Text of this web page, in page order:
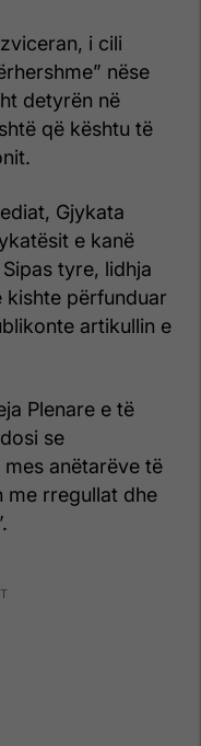
i cili
nëse
detyrën në
që kështu të
Gjykata
e kanë
tyre, lidhja
përfunduar
artikullin e
Plenare e të
se
anëtarëve të
me rregullat dhe